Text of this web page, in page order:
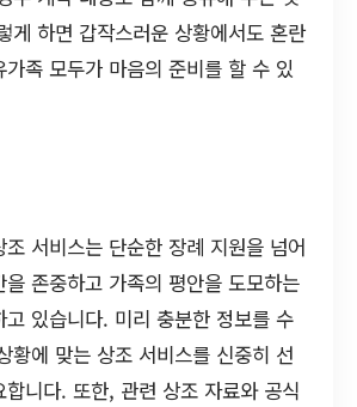
게 하면 갑작스러운 상황에서도 혼란
족 모두가 마음의 준비를 할 수 있
서비스는 단순한 장례 지원을 넘어
존중하고 가족의 평안을 도모하는
있습니다. 미리 충분한 정보를 수
황에 맞는 상조 서비스를 신중히 선
합니다. 또한, 관련 상조 자료와 공식